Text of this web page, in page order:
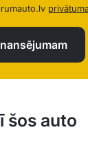
šos auto